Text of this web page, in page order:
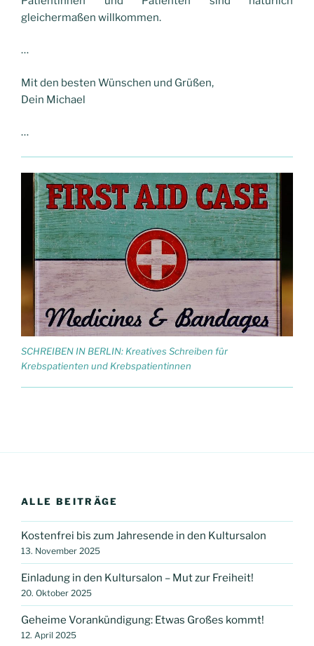
gleichermaßen willkommen.
…
Mit den besten Wünschen und Grüßen,
Dein Michael
…
SCHREIBEN IN BERLIN: Kreatives Schreiben für
Krebspatienten und Krebspatientinnen
ALLE BEITRÄGE
Kostenfrei bis zum Jahresende in den Kultursalon
13. November 2025
Einladung in den Kultursalon – Mut zur Freiheit!
20. Oktober 2025
Geheime Vorankündigung: Etwas Großes kommt!
12. April 2025